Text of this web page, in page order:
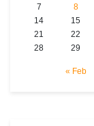
« Feb
7
8
14
15
21
22
28
29